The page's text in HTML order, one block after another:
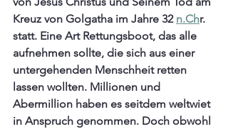
Kreuz von Golgatha im Jahre 32 n.Chr.
statt. Eine Art Rettungsboot, das alle
aufnehmen sollte, die sich aus einer
untergehenden Menschheit retten
lassen wollten. Millionen und
Abermillion haben es seitdem weltwiet
in Anspruch genommen. Doch obwohl